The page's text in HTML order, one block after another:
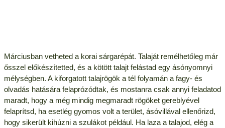
Márciusban vetheted a korai sárgarépát. Talaját remélhetőleg már
ősszel előkészítetted, és a kötött talajt felástad egy ásónyomnyi
mélységben. A kiforgatott talajrögök a tél folyamán a fagy- és
olvadás hatására felaprózódtak, és mostanra csak annyi feladatod
maradt, hogy a még mindig megmaradt rögöket gereblyével
felaprítsd, ha esetlég gyomos volt a terület, ásóvillával ellenőrizd,
hogy sikerült kihúzni a szulákot például. Ha laza a talajod, elég a